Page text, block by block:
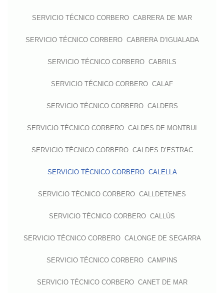
SERVICIO TÉCNICO CORBERO CABRERA DE MAR
SERVICIO TÉCNICO CORBERO CABRERA D’IGUALADA
SERVICIO TÉCNICO CORBERO CABRILS
SERVICIO TÉCNICO CORBERO CALAF
SERVICIO TÉCNICO CORBERO CALDERS
SERVICIO TÉCNICO CORBERO CALDES DE MONTBUI
SERVICIO TÉCNICO CORBERO CALDES D’ESTRAC
SERVICIO TÉCNICO CORBERO CALELLA
SERVICIO TÉCNICO CORBERO CALLDETENES
SERVICIO TÉCNICO CORBERO CALLÚS
SERVICIO TÉCNICO CORBERO CALONGE DE SEGARRA
SERVICIO TÉCNICO CORBERO CAMPINS
SERVICIO TÉCNICO CORBERO CANET DE MAR